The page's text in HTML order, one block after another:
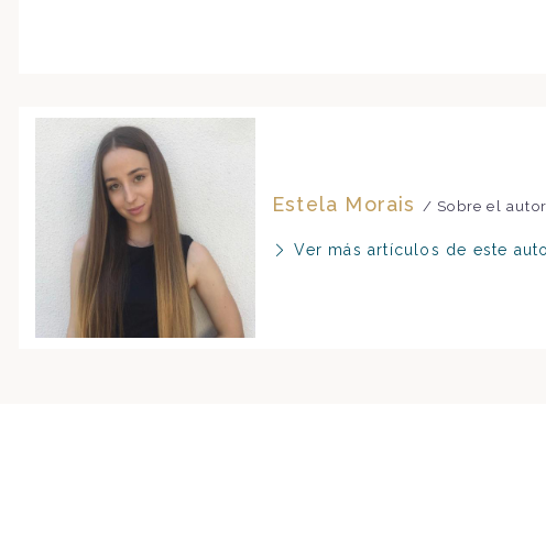
Estela Morais / Sobre el autor
Ver más artículos de este